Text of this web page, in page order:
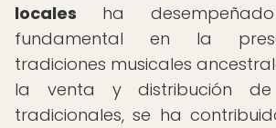
locales ha
fundamental en la
tradiciones musicales
la venta y distribución de
tradicionales, se ha